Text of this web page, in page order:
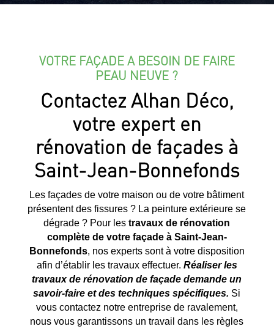
VOTRE FAÇADE A BESOIN DE FAIRE
PEAU NEUVE ?
Contactez Alhan Déco,
votre expert en
rénovation de façades à
Saint-Jean-Bonnefonds
Les façades de votre maison ou de votre bâtiment
présentent des fissures ? La peinture extérieure se
dégrade ? Pour lestravaux de rénovation
complète de votre façade à Saint-Jean-
Bonnefonds, nos experts sont à votre disposition
afin d’établir les travaux effectuer. Réaliser les
travaux de rénovation de façade demande un
savoir-faire et des techniques spécifiques. Si
vous contactez notre entreprise de ravalement,
nous vous garantissons un travail dans les règles